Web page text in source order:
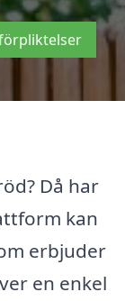
Då har
kan
erbjuder
en enkel